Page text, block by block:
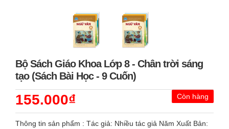
Bộ Sách Giáo Khoa Lớp 8 - Chân trời sáng
tạo (Sách Bài Học - 9 Cuốn)
Còn hàng
155.000₫
Thông tin sản phẩm : Tác giả: Nhiều tác giả Năm Xuất Bản: